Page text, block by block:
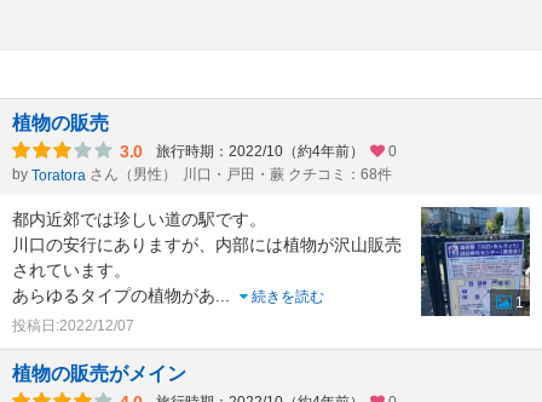
植物の販売
3.0 旅行時期：2022/10（約4年前）
0
by Toratora さん（男性） 川口・戸田・蕨 クチコミ：68件
都内近郊では珍しい道の駅です。
川口の安行にありますが、内部には植物が沢山販売
されています。
あらゆるタイプの植物があ
続きを読む
投稿日:2022/12/07
1
植物の販売がメイン